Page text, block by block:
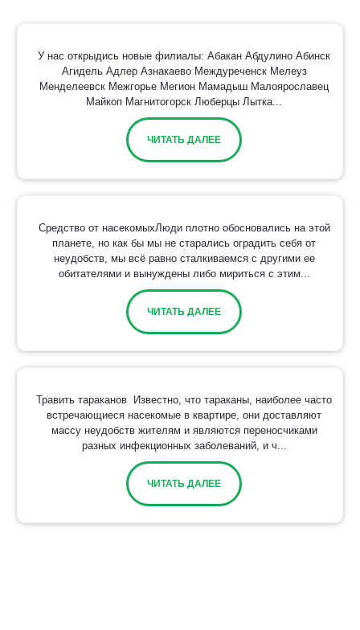
У нас открыдись новые филиалы: Абакан Абдулино Абинск
Агидель Адлер Азнакаево Междуреченск Мелеуз
Менделеевск Межгорье Мегион Мамадыш Малоярославец
Майкоп Магнитогорск Люберцы Лытка...
ЧИТАТЬ ДАЛЕЕ
Средство от насекомыхЛюди плотно обосновались на этой
планете, но как бы мы не старались оградить себя от
неудобств, мы всё равно сталкиваемся с другими ее
обитателями и вынуждены либо мириться с этим...
ЧИТАТЬ ДАЛЕЕ
Травить тараканов Известно, что тараканы, наиболее часто
встречающиеся насекомые в квартире, они доставляют
массу неудобств жителям и являются переносчиками
разных инфекционных заболеваний, и ч...
ЧИТАТЬ ДАЛЕЕ